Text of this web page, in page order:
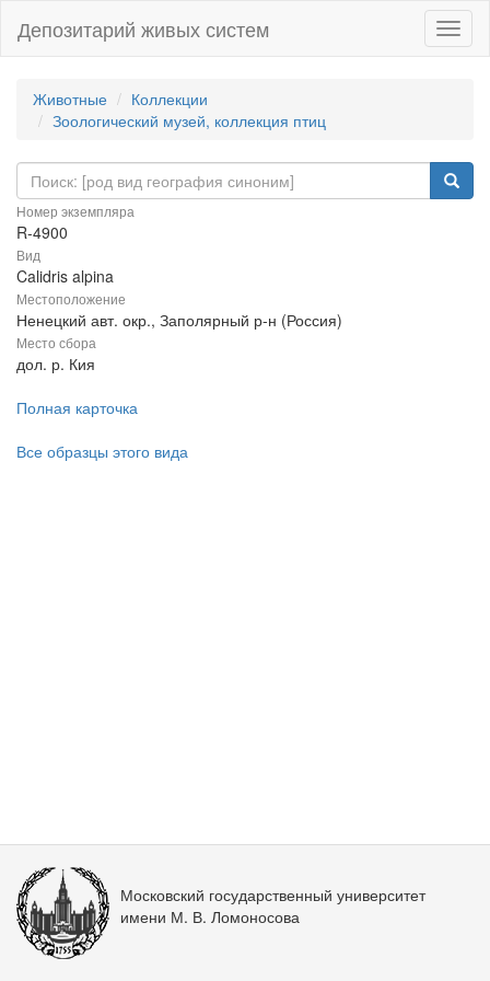
Депозитарий живых систем
Животные
Коллекции
Зоологический музей, коллекция птиц
Номер экземпляра
R-4900
Вид
Calidris alpina
Местоположение
Ненецкий авт. окр., Заполярный р-н (Россия)
Место сбора
дол. р. Кия
Полная карточка
Все образцы этого вида
Московский государственный университет
имени М. В. Ломоносова